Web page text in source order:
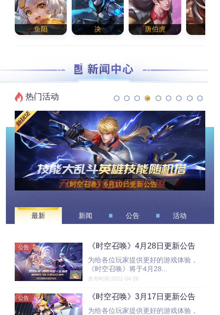
鱼阳 决 唐伯虎
热门活动
欢乐的一批！《时空召唤》主播大招募，赢万元京东卡、传说
最新 新闻 公告 活动
公告 《时空召唤》4月28日更新公告
为给各位玩家提供更好的游戏体验，
《时空召唤》将于4月28...
发布时间:2021-04-28
公告 《时空召唤》3月17日更新公告
为给各位玩家提供更好的游戏体验，